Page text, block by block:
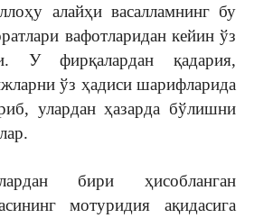
алайҳи васалламнинг бу
вафотларидан кейин ўз
У фирқалардан қадария,
ўз ҳадиси шарифларида
улардан ҳазарда бўлишни
бири ҳисобланган
мотуридия ақидасига